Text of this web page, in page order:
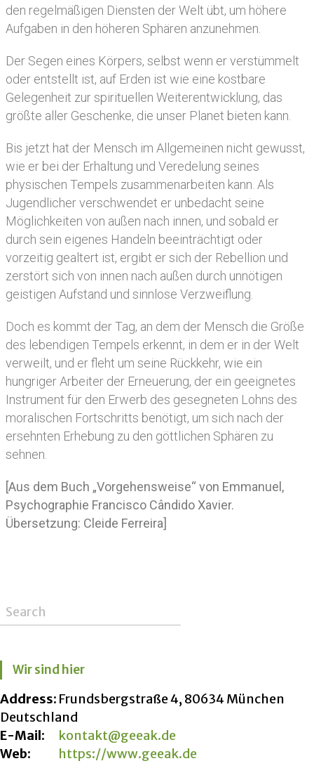
den regelmäßigen Diensten der Welt übt, um höhere
Aufgaben in den höheren Sphären anzunehmen.
Der Segen eines Körpers, selbst wenn er verstümmelt
oder entstellt ist, auf Erden ist wie eine kostbare
Gelegenheit zur spirituellen Weiterentwicklung, das
größte aller Geschenke, die unser Planet bieten kann.
Bis jetzt hat der Mensch im Allgemeinen nicht gewusst,
wie er bei der Erhaltung und Veredelung seines
physischen Tempels zusammenarbeiten kann. Als
Jugendlicher verschwendet er unbedacht seine
Möglichkeiten von außen nach innen, und sobald er
durch sein eigenes Handeln beeinträchtigt oder
vorzeitig gealtert ist, ergibt er sich der Rebellion und
zerstört sich von innen nach außen durch unnötigen
geistigen Aufstand und sinnlose Verzweiflung.
Doch es kommt der Tag, an dem der Mensch die Größe
des lebendigen Tempels erkennt, in dem er in der Welt
verweilt, und er fleht um seine Rückkehr, wie ein
hungriger Arbeiter der Erneuerung, der ein geeignetes
Instrument für den Erwerb des gesegneten Lohns des
moralischen Fortschritts benötigt, um sich nach der
ersehnten Erhebung zu den göttlichen Sphären zu
sehnen.
[Aus dem Buch „Vorgehensweise“ von Emmanuel,
Psychographie Francisco Cândido Xavier.
Übersetzung: Cleide Ferreira]
Wir sind hier
Address: Frundsbergstraße 4, 80634 München
Deutschland
E-Mail:
kontakt@geeak.de
Web:
https://www.geeak.de